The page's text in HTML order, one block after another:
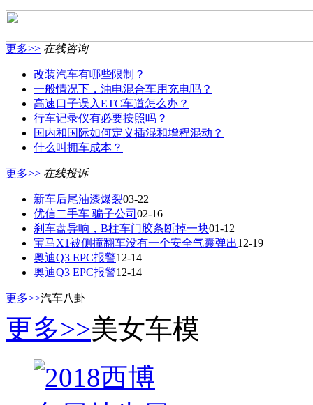
更多>> 在线咨询
改装汽车有哪些限制？
一般情况下，油电混合车用充电吗？
高速口子误入ETC车道怎么办？
行车记录仪有必要按照吗？
国内和国际如何定义插混和增程混动？
什么叫拥车成本？
更多>> 在线投诉
新车后尾油漆爆裂03-22
优信二手车 骗子公司 02-16
刹车盘异响，B柱车门胶条断掉一块01-12
宝马X1被侧撞翻车没有一个安全气囊弹出12-19
奥迪Q3 EPC报警12-14
奥迪Q3 EPC报警12-14
更多>>汽车八卦
春节档票房第二！电影《惊蛰无声》靠口碑出圈，掀起
东瀛万转钢炮的热血传奇，读懂它你才懂思域的较劲！
赛车很简单？不，赛车理应很简单！
“围攻”特斯拉，国产谁能打？
更多>>美女车模